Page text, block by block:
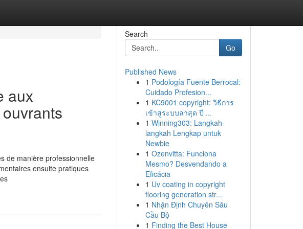
aux
de manière professionnelle
ensuite pratiques
Search
Go
Published News
1 Podología Fuente Berrocal:
Cuidado Profesion...
1 KC9001 copyright: วิธีการ
เข้าสู่ระบบล่าสุด ปี ...
1 Winning303: Langkah-
langkah Lengkap untuk
Newbie
1 Ozenvitta: Funciona
Mesmo? Desvendando a
Eficácia
1 Uv coating in copyright
flooring generation str...
1 Nhận Định Chuyên Sâu
Cầu Bộ
1 Finding the Best House